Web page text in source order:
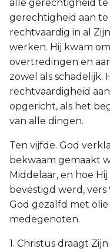
alle gerechtigheid
gerechtigheid aan te
rechtvaardig in al
werken. Hij kwam
overtredingen en
zowel als schadelijk.
rechtvaardigheid
opgericht, als het
van alle dingen.
Ten vijfde. God
bekwaam gemaakt
Middelaar, en hoe
bevestigd werd, vers
God gezalfd met
medegenoten.
1. Christus draagt